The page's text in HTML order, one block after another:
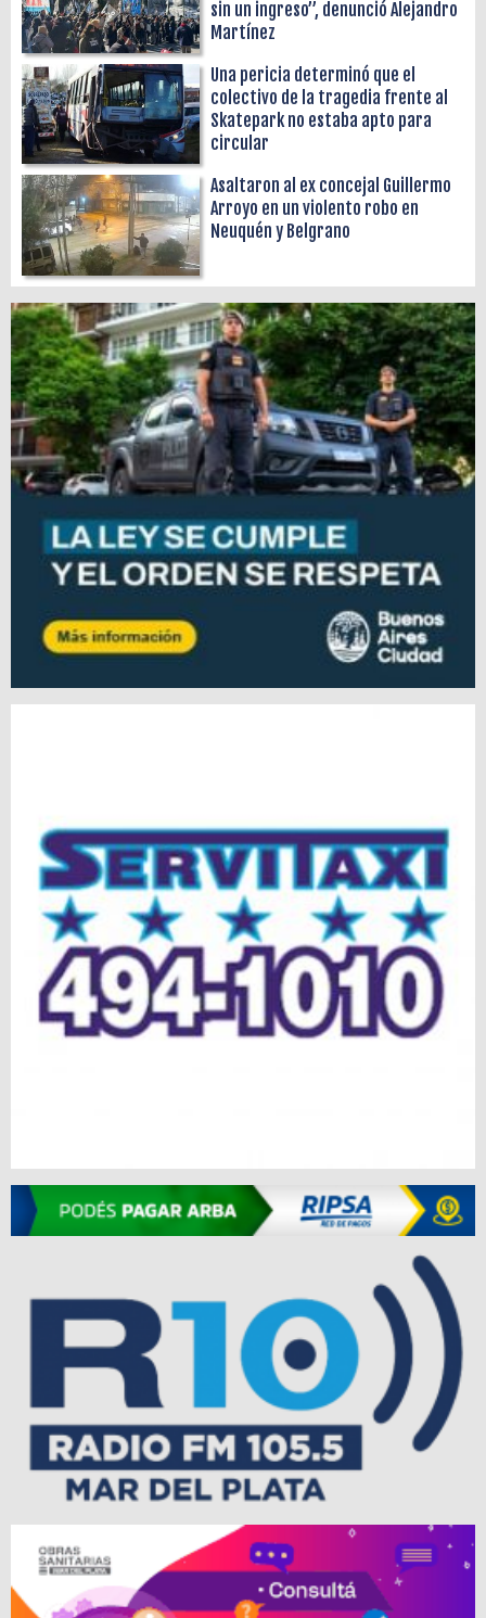
sin un ingreso”, denunció Alejandro
Martínez
Una pericia determinó que el
colectivo de la tragedia frente al
Skatepark no estaba apto para
circular
Asaltaron al ex concejal Guillermo
Arroyo en un violento robo en
Neuquén y Belgrano